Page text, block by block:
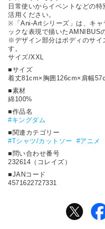
⽇常使いからイベントなどの
活⽤ください。
※「Ani-Artシリーズ」は、キャ
ックな表現で描いたAMNIBUS
※デザイン部分はボディのサイ
す。
サイズ/XXL
■サイズ
着丈81cm×胸囲126cm×肩幅
■素材
綿100%
■作品名
#キングダム
■関連カテゴリー
#Tシャツ/カットソー
#アニメ
■問い合わせ番号
232614（コレイズ）
■JANコード
4571622727331